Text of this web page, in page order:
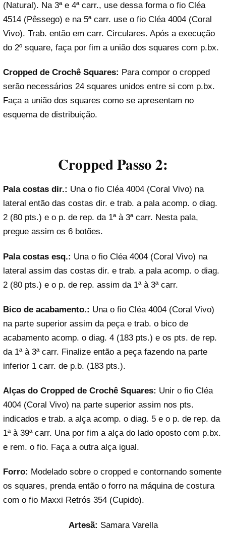
(Natural). Na 3ª e 4ª carr., use dessa forma o fio Cléa
4514 (Pêssego) e na 5ª carr. use o fio Cléa 4004 (Coral
Vivo). Trab. então em carr. Circulares. Após a execução
do 2º square, faça por fim a união dos squares com p.bx.
Cropped de Crochê Squares: Para compor o cropped
serão necessários 24 squares unidos entre si com p.bx.
Faça a união dos squares como se apresentam no
esquema de distribuição.
Cropped Passo 2:
Pala costas dir.: Una o fio Cléa 4004 (Coral Vivo) na
lateral então das costas dir. e trab. a pala acomp. o diag.
2 (80 pts.) e o p. de rep. da 1ª à 3ª carr. Nesta pala,
pregue assim os 6 botões.
Pala costas esq.: Una o fio Cléa 4004 (Coral Vivo) na
lateral assim das costas dir. e trab. a pala acomp. o diag.
2 (80 pts.) e o p. de rep. assim da 1ª à 3ª carr.
Bico de acabamento.: Una o fio Cléa 4004 (Coral Vivo)
na parte superior assim da peça e trab. o bico de
acabamento acomp. o diag. 4 (183 pts.) e os pts. de rep.
da 1ª à 3ª carr. Finalize então a peça fazendo na parte
inferior 1 carr. de p.b. (183 pts.).
Alças do Cropped de Crochê Squares: Unir o fio Cléa
4004 (Coral Vivo) na parte superior assim nos pts.
indicados e trab. a alça acomp. o diag. 5 e o p. de rep. da
1ª à 39ª carr. Una por fim a alça do lado oposto com p.bx.
e rem. o fio. Faça a outra alça igual.
Forro: Modelado sobre o cropped e contornando somente
os squares, prenda então o forro na máquina de costura
com o fio Maxxi Retrós 354 (Cupido).
Artesã: Samara Varella